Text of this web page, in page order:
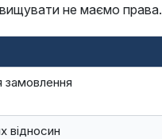
не маємо права.
замовлення
відносин